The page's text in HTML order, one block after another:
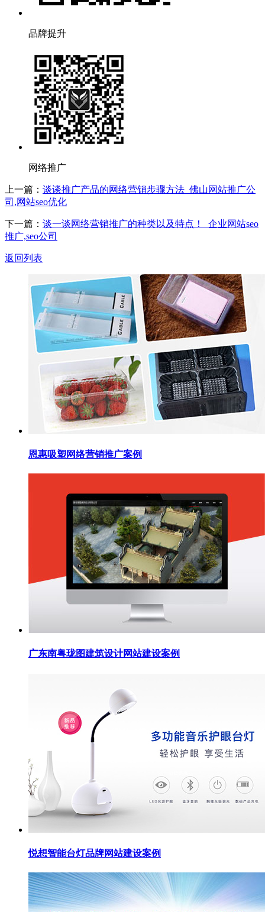
品牌提升
网络推广
上一篇： 谈谈推广产品的网络营销步骤方法_佛山网站推广公
司,网站seo优化
下一篇： 谈一谈网络营销推广的种类以及特点！_企业网站seo
推广,seo公司
返回列表
恩惠吸塑网络营销推广案例
广东南粤珑图建筑设计网站建设案例
悦想智能台灯品牌网站建设案例